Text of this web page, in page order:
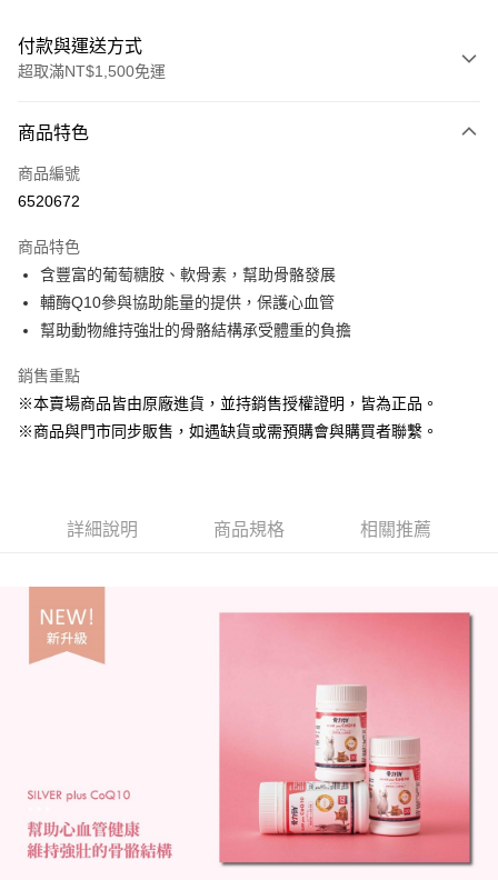
付款與運送方式
超取滿NT$1,500免運
信用卡一次付款
超商取貨付款
Apple Pay
街口支付
Google Pay
ATM付款
運送方式
【全家】取貨1500免運
每筆NT$60，滿NT$1,500(含以上)免運費
每筆NT$60，滿NT$1,500(含以上)免運費
宅配【全館滿1500免運】
商品特色
商品編號
6520672
商品特色
含豐富的葡萄糖胺、軟骨素，幫助骨骼發展
輔酶Q10參與協助能量的提供，保護心血管
幫助動物維持強壯的骨骼結構承受體重的負擔
銷售重點
※本賣場商品皆由原廠進貨，並持銷售授權證明，皆為正品。
※商品與門市同步販售，如遇缺貨或需預購會與購買者聯繫。
詳細說明 商品規格 相關推薦